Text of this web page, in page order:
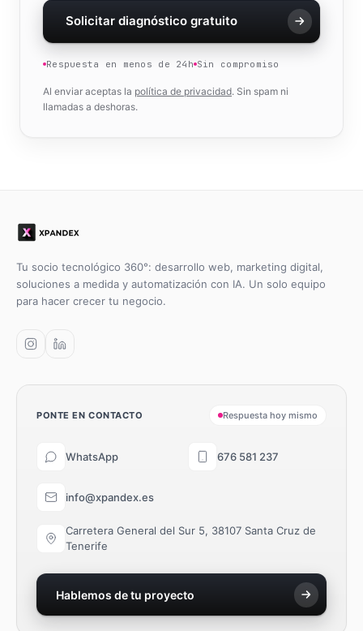
Solicitar diagnóstico gratuito
Respuesta en menos de 24h Sin compromiso
Al enviar aceptas la política de privacidad. Sin spam ni
llamadas a deshoras.
Tu socio tecnológico 360°: desarrollo web, marketing digital,
soluciones a medida y automatización con IA. Un solo equipo
para hacer crecer tu negocio.
PONTE EN CONTACTO Respuesta hoy mismo
WhatsApp 676 581 237
info@xpandex.es
Carretera General del Sur 5, 38107 Santa Cruz de
Tenerife
Hablemos de tu proyecto